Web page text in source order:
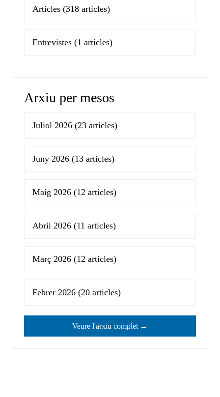
Articles (318 articles)
Entrevistes (1 articles)
Arxiu per mesos
Juliol 2026 (23 articles)
Juny 2026 (13 articles)
Maig 2026 (12 articles)
Abril 2026 (11 articles)
Març 2026 (12 articles)
Febrer 2026 (20 articles)
Veure l'arxiu complet →